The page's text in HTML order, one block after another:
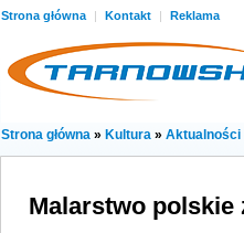
Strona główna | Kontakt | Reklama
Strona główna » Kultura » Aktualności
Malarstwo polskie